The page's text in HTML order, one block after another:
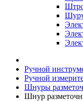
Ручной
Ручной
Шнуры
Шнур